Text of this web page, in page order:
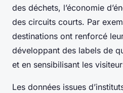
des déchets, l’économie
des circuits courts. Par
destinations ont renforcé
développant des labels de
et en sensibilisant les
Les données issues